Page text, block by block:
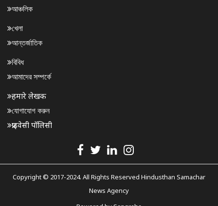
আঞ্চলিক
খেলা
আন্তর্জাতিক
বিবিধ
আমাদের সম্পর্কে
हमारे लेखक
যোগাযোগ করুন
प्राइवेसी पॉलिसी
Copyright © 2017-2024. All Rights Reserved Hindusthan Samachar
News Agency